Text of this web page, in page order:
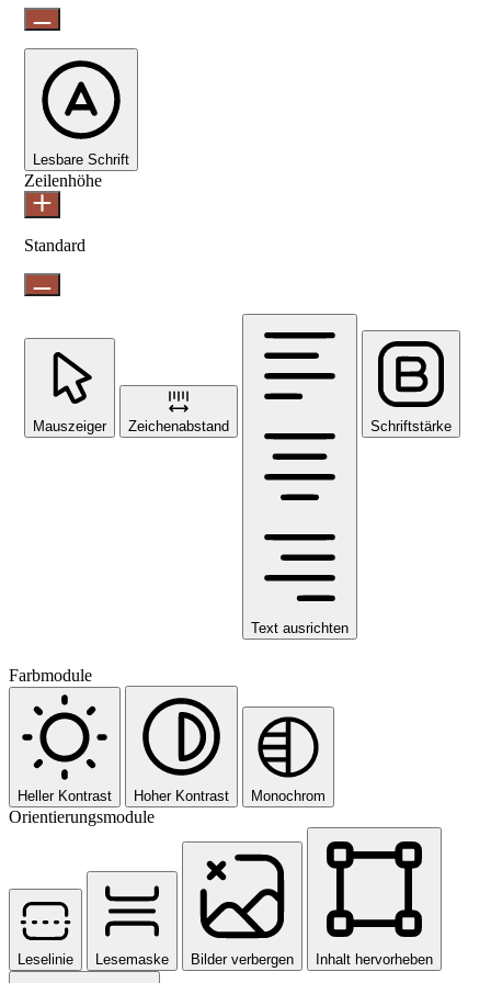
Lesbare Schrift
Zeilenhöhe
Standard
Mauszeiger Zeichenabstand
Text ausrichten
Schriftstärke
Farbmodule
Heller Kontrast Hoher Kontrast Monochrom
Orientierungsmodule
Leselinie Lesemaske Bilder verbergen Inhalt hervorheben